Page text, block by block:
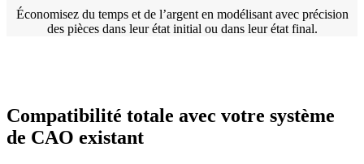
Économisez du temps et de l’argent en modélisant avec précision
des pièces dans leur état initial ou dans leur état final.
Compatibilité totale avec votre système
de CAO existant